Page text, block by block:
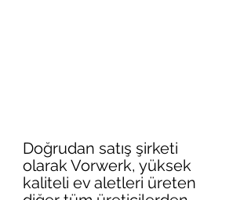
Doğrudan satış şirketi
olarak Vorwerk, yüksek
kaliteli ev aletleri üreten